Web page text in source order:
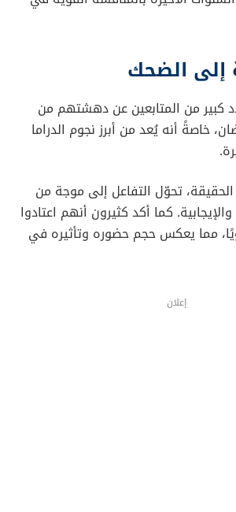
الضحك
كبير من المتابعين عن دهشتهم من
خاصةً أنه يُعد من أبرز نجوم الدراما
تحوّل التفاعل إلى موجة من
كما أكد كثيرون أنهم اعتادوا
مما يعكس حجم حضوره وتأثيره في
إعلان